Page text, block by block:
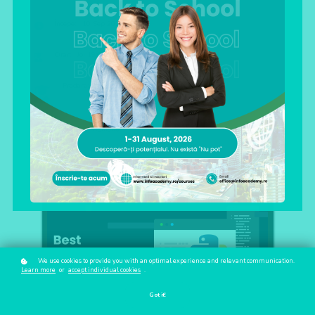
Începe: 10 Sep 2026
Orar: Joi 19:00 - 21:00
Predare: Online(Zoom)
Limba: Română
We use cookies to provide you with an optimal experience and relevant communication.
Learn more or accept individual cookies .
Got it!